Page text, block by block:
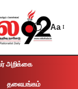
Aa
அறிக்கை
தலையங்கம்